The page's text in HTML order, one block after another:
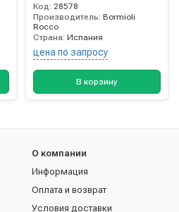
Код: 28578
Производитель: Bormioli
Rocco
Страна: Испания
цена по запросу
В корзину
О компании
Информация
Оплата и возврат
Условия доставки